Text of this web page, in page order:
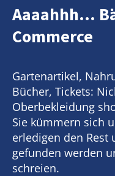
Aaaahhh...
Commerce
Gartenartikel,
Bücher, Tickets:
Oberbekleidung
Sie kümmern sich
erledigen den Rest
gefunden werden
schreien.